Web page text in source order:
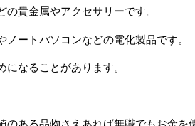
貴金属やアクセサリーです。
ートパソコンなどの電化製品です。
なることがあります。